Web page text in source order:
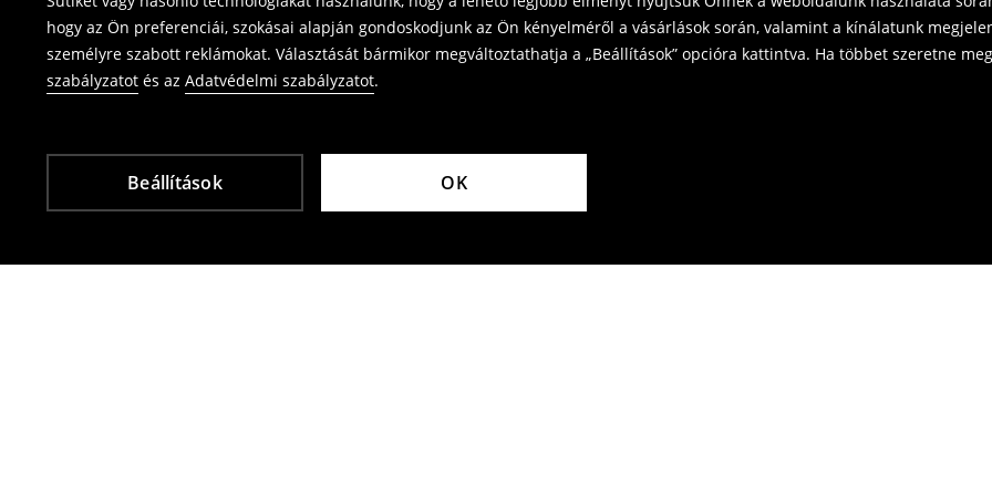
hogy az Ön preferenciái, szokásai alapján gondoskodjunk az Ön kényelméről a vásárlások során, valamint a kínálatunk
személyre szabott reklámokat. Választását bármikor megváltoztathatja a „Beállítások” opcióra kattintva. Ha többet szeretne
szabályzatot és az Adatvédelmi szabályzatot.
Beállítások OK
Termék visszavétel